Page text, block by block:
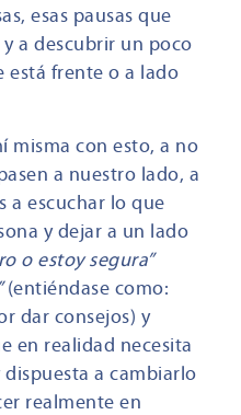
esas pausas que
a descubrir un poco
está frente o a lado
misma con esto, a no
a nuestro lado, a
a escuchar lo que
y dejar a un lado
o estoy segura”
(entiéndase como:
dar consejos) y
en realidad necesita
a cambiarlo
realmente en